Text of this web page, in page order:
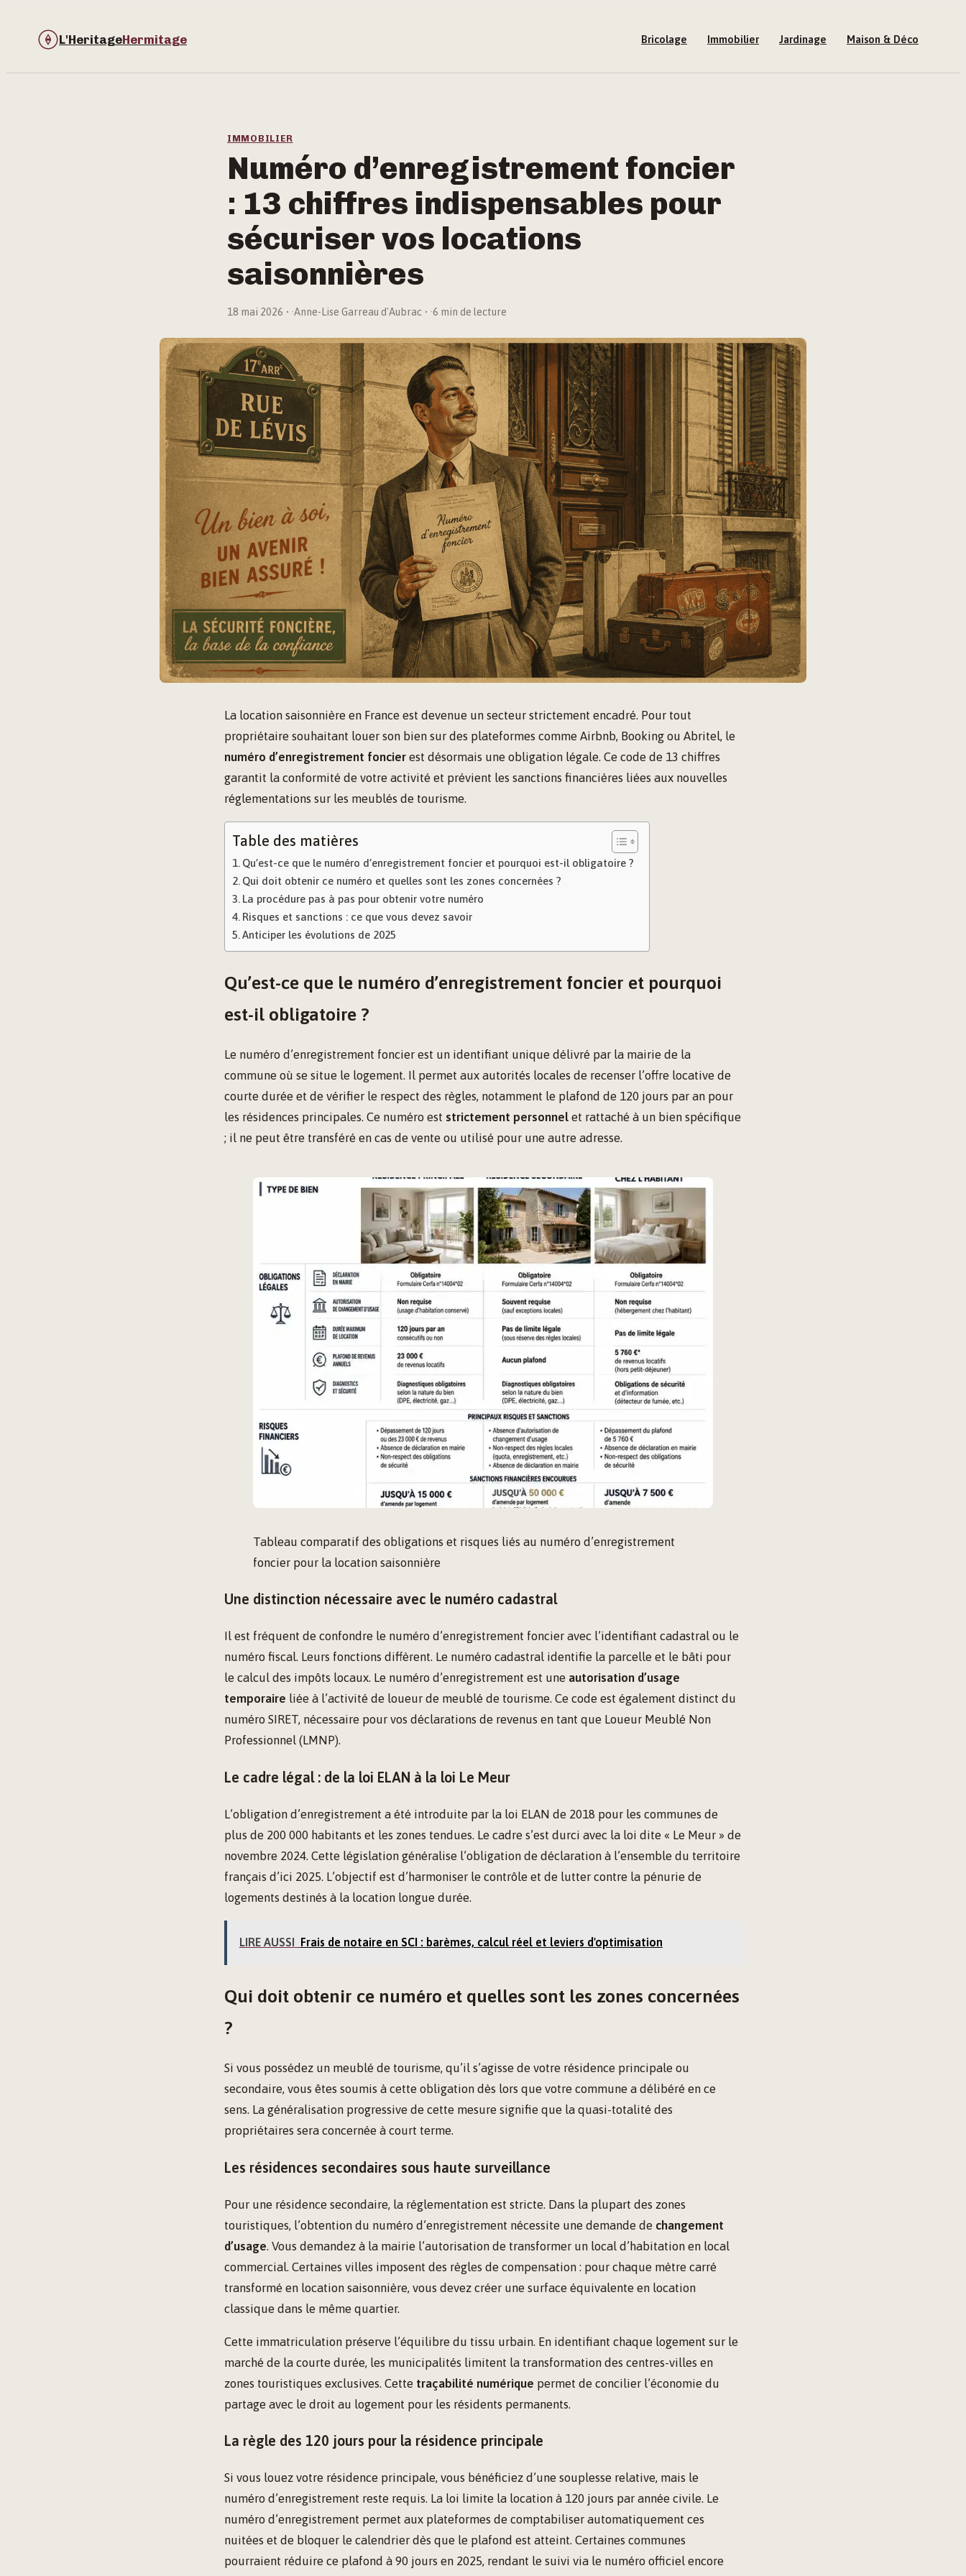
L'HeritageHermitage Bricolage Immobilier Jardinage Maison & Déco
IMMOBILIER
Numéro d’enregistrement foncier
: 13 chiffres indispensables pour
sécuriser vos locations
saisonnières
18 mai 2026 ·Anne-Lise Garreau d'Aubrac ·6 min de lecture
La location saisonnière en France est devenue un secteur strictement encadré. Pour tout
propriétaire souhaitant louer son bien sur des plateformes comme Airbnb, Booking ou Abritel, le
numéro d’enregistrement foncier est désormais une obligation légale. Ce code de 13 chiffres
garantit la conformité de votre activité et prévient les sanctions financières liées aux nouvelles
réglementations sur les meublés de tourisme.
Table des matières
Qu’est-ce que le numéro d’enregistrement foncier et pourquoi est-il obligatoire ?
Qui doit obtenir ce numéro et quelles sont les zones concernées ?
La procédure pas à pas pour obtenir votre numéro
Risques et sanctions : ce que vous devez savoir
Anticiper les évolutions de 2025
Qu’est-ce que le numéro d’enregistrement foncier et pourquoi
est-il obligatoire ?
Le numéro d’enregistrement foncier est un identifiant unique délivré par la mairie de la
commune où se situe le logement. Il permet aux autorités locales de recenser l’offre locative de
courte durée et de vérifier le respect des règles, notamment le plafond de 120 jours par an pour
les résidences principales. Ce numéro est strictement personnel et rattaché à un bien spécifique
; il ne peut être transféré en cas de vente ou utilisé pour une autre adresse.
Tableau comparatif des obligations et risques liés au numéro d’enregistrement
foncier pour la location saisonnière
Une distinction nécessaire avec le numéro cadastral
Il est fréquent de confondre le numéro d’enregistrement foncier avec l’identifiant cadastral ou le
numéro fiscal. Leurs fonctions diffèrent. Le numéro cadastral identifie la parcelle et le bâti pour
le calcul des impôts locaux. Le numéro d’enregistrement est une autorisation d’usage
temporaire liée à l’activité de loueur de meublé de tourisme. Ce code est également distinct du
numéro SIRET, nécessaire pour vos déclarations de revenus en tant que Loueur Meublé Non
Professionnel (LMNP).
Le cadre légal : de la loi ELAN à la loi Le Meur
L’obligation d’enregistrement a été introduite par la loi ELAN de 2018 pour les communes de
plus de 200 000 habitants et les zones tendues. Le cadre s’est durci avec la loi dite « Le Meur » de
novembre 2024. Cette législation généralise l’obligation de déclaration à l’ensemble du territoire
français d’ici 2025. L’objectif est d’harmoniser le contrôle et de lutter contre la pénurie de
logements destinés à la location longue durée.
LIRE AUSSI Frais de notaire en SCI : barèmes, calcul réel et leviers d'optimisation
Qui doit obtenir ce numéro et quelles sont les zones concernées
?
Si vous possédez un meublé de tourisme, qu’il s’agisse de votre résidence principale ou
secondaire, vous êtes soumis à cette obligation dès lors que votre commune a délibéré en ce
sens. La généralisation progressive de cette mesure signifie que la quasi-totalité des
propriétaires sera concernée à court terme.
Les résidences secondaires sous haute surveillance
Pour une résidence secondaire, la réglementation est stricte. Dans la plupart des zones
touristiques, l’obtention du numéro d’enregistrement nécessite une demande de changement
d’usage. Vous demandez à la mairie l’autorisation de transformer un local d’habitation en local
commercial. Certaines villes imposent des règles de compensation : pour chaque mètre carré
transformé en location saisonnière, vous devez créer une surface équivalente en location
classique dans le même quartier.
Cette immatriculation préserve l’équilibre du tissu urbain. En identifiant chaque logement sur le
marché de la courte durée, les municipalités limitent la transformation des centres-villes en
zones touristiques exclusives. Cette traçabilité numérique permet de concilier l’économie du
partage avec le droit au logement pour les résidents permanents.
La règle des 120 jours pour la résidence principale
Si vous louez votre résidence principale, vous bénéficiez d’une souplesse relative, mais le
numéro d’enregistrement reste requis. La loi limite la location à 120 jours par année civile. Le
numéro d’enregistrement permet aux plateformes de comptabiliser automatiquement ces
nuitées et de bloquer le calendrier dès que le plafond est atteint. Certaines communes
pourraient réduire ce plafond à 90 jours en 2025, rendant le suivi via le numéro officiel encore